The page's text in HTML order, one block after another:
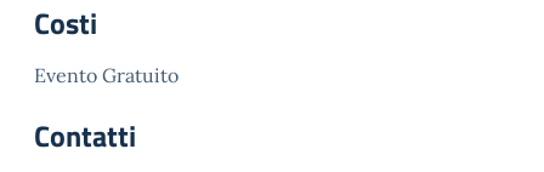
Costi
Evento Gratuito
Contatti